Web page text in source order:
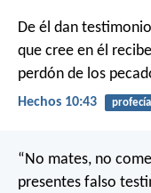
De él dan
que cree en él
perdón de los
Hechos 10:43 profecía
“No mates, no
presentes falso